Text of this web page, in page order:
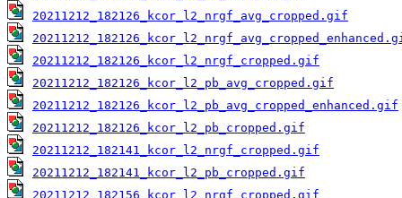
20211212_182126_kcor_l2_nrgf_avg_cropped.gif
20211212_182126_kcor_l2_nrgf_cropped.gif
20211212_182126_kcor_l2_pb_avg_cropped.gif
20211212_182126_kcor_l2_pb_avg_cropped_enhanced.gif
20211212_182126_kcor_l2_pb_cropped.gif
20211212_182141_kcor_l2_nrgf_cropped.gif
20211212_182141_kcor_l2_pb_cropped.gif
20211212_182156_kcor_l2_nrgf_cropped.gif